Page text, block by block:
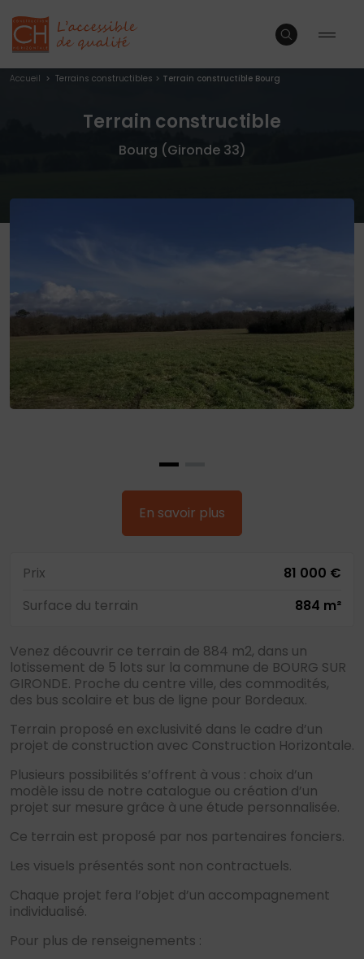
Accueil > Terrains constructibles > Terrain constructible Bourg
Terrain constructible
Bourg (Gironde 33)
En savoir plus
Prix
81 000 €
Surface du terrain
884 m²
Venez découvrir ce terrain de 884 m2, dans un
lotissement de 5 lots sur la commune de BOURG SUR
GIRONDE. Proche du centre ville, des commodités,
des bus scolaire et bus de ligne pour Bordeaux.
Terrain proposé en exclusivité dans le cadre d’un
projet de construction avec Construction Horizontale.
Plusieurs possibilités s’offrent à vous : choix d’un
modèle issu de notre catalogue ou création d’un
projet sur mesure grâce à une étude personnalisée.
Ce terrain est proposé par nos partenaires fonciers.
Les visuels présentés sont non contractuels.
Chaque projet fera l’objet d’un accompagnement
individualisé.
Pour plus de renseignements :